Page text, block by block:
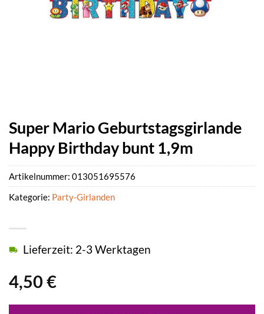
Super Mario Geburtstagsgirlande
Happy Birthday bunt 1,9m
4,50 €
Lieferzeit: 2-3 Werktagen
Artikelnummer: 013051695576
Kategorie: Party-Girlanden